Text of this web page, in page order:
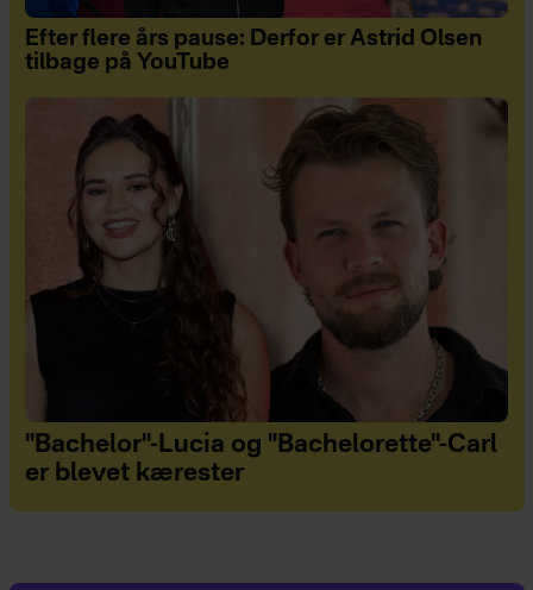
Efter flere års pause: Derfor er Astrid Olsen
tilbage på YouTube
"Bachelor"-Lucia og "Bachelorette"-Carl
er blevet kærester